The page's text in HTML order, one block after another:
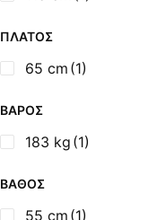
Σόμπες Ξύλου από
Σόμπες
Σόμπες
Σόμπες
Σόμπες
Σόμπες
ΠΛΆΤΟΣ
65 cm (1)
ΒΆΡΟΣ
183 kg (1)
ΒΆΘΟΣ
55 cm (1)